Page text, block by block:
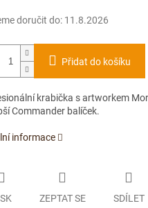
doručit do: 11.8.2026
Přidat do košíku
krabička s artworkem
Commander balíček.
informace
ZEPTAT SE SDÍLET